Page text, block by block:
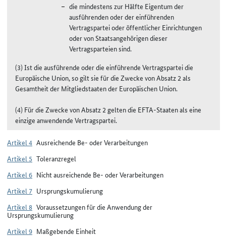
die mindestens zur Hälfte Eigentum der
ausführenden oder der einführenden
Vertragspartei oder öffentlicher Einrichtungen
oder von Staatsangehörigen dieser
Vertragsparteien sind.
(3) Ist die ausführende oder die einführende Vertragspartei die
Europäische Union, so gilt sie für die Zwecke von Absatz 2 als
Gesamtheit der Mitgliedstaaten der Europäischen Union.
(4) Für die Zwecke von Absatz 2 gelten die EFTA-Staaten als eine
einzige anwendende Vertragspartei.
Artikel 4 Ausreichende Be- oder Verarbeitungen
Artikel 5 Toleranzregel
Artikel 6 Nicht ausreichende Be- oder Verarbeitungen
Artikel 7 Ursprungskumulierung
Artikel 8 Voraussetzungen für die Anwendung der
Ursprungskumulierung
Artikel 9 Maßgebende Einheit